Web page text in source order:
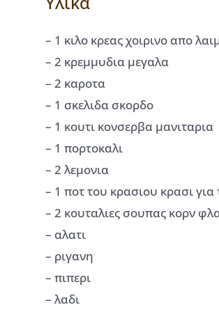
– 1 κιλο κρεας χοιρινο απο
– 2 κρεμμυδια μεγαλα
– 2 καροτα
– 1 σκελιδα σκορδο
– 1 κουτι κονσερβα μανιταρια
– 1 πορτοκαλι
– 2 λεμονια
– 1 ποτ του κρασιου κρασι
– 2 κουταλιες σουπας κορν
– αλατι
– ριγανη
– πιπερι
– λαδι